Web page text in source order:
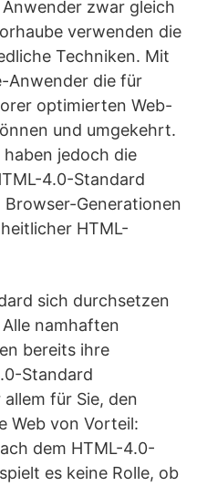
zwar gleich
verwenden die
Techniken. Mit
Anwender die für
optimierten Web-
und umgekehrt.
jedoch die
4.0-Standard
Generationen
HTML-
sich durchsetzen
namhaften
bereits ihre
Standard
für Sie, den
Web von Vorteil:
dem HTML-4.0-
es keine Rolle, ob